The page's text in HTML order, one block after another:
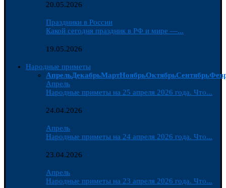
20.05.2026
Праздники в России
Какой сегодня праздник в РФ и мире —...
19.05.2026
Народные приметы
АпрельДекабрьМартНоябрьОктябрьСентябрь
Апрель
Народные приметы на 25 апреля 2026 года. Что...
24.04.2026
Апрель
Народные приметы на 24 апреля 2026 года. Что...
23.04.2026
Апрель
Народные приметы на 23 апреля 2026 года. Что...